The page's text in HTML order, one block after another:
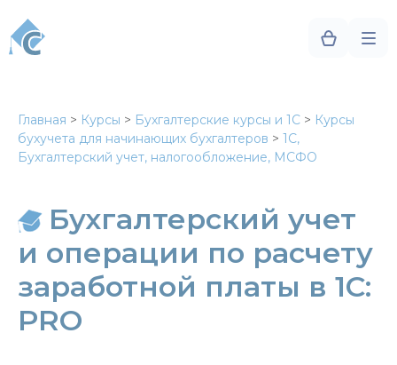
Главная > Курсы > Бухгалтерские курсы и 1С > Курсы
бухучета для начинающих бухгалтеров > 1C,
Бухгалтерский учет, налогообложение, МСФО
Бухгалтерский учет
и операции по расчету
заработной платы в 1С:
PRO